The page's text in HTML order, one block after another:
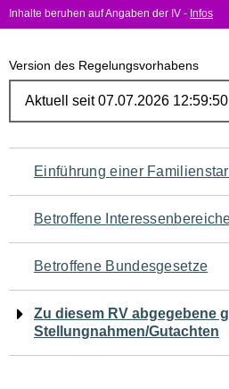
Inhalte beruhen auf Angaben der IV - Infos
Version des Regelungsvorhabens
Navigation
für
den
Seiteninhalt
Einführung einer
Betroffene
Betroffene Bundesgesetze
Zu diesem RV abgegebene
Stellungnahmen/Gutachten